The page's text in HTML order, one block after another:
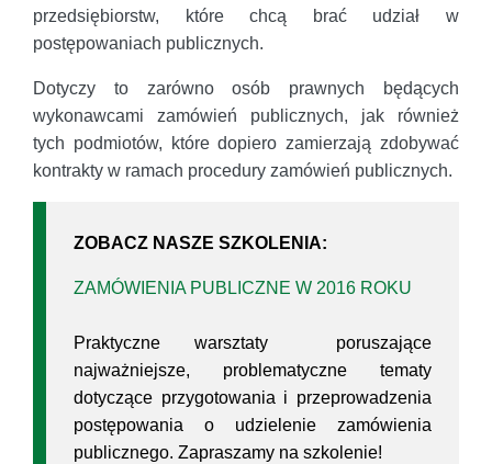
przedsiębiorstw, które chcą brać udział w
postępowaniach publicznych.
Dotyczy to zarówno osób prawnych będących
wykonawcami zamówień publicznych, jak również
tych podmiotów, które dopiero zamierzają zdobywać
kontrakty w ramach procedury zamówień publicznych.
ZOBACZ NASZE SZKOLENIA:
ZAMÓWIENIA PUBLICZNE W 2016 ROKU
Praktyczne warsztaty poruszające
najważniejsze, problematyczne tematy
dotyczące przygotowania i przeprowadzenia
postępowania o udzielenie zamówienia
publicznego. Zapraszamy na szkolenie!